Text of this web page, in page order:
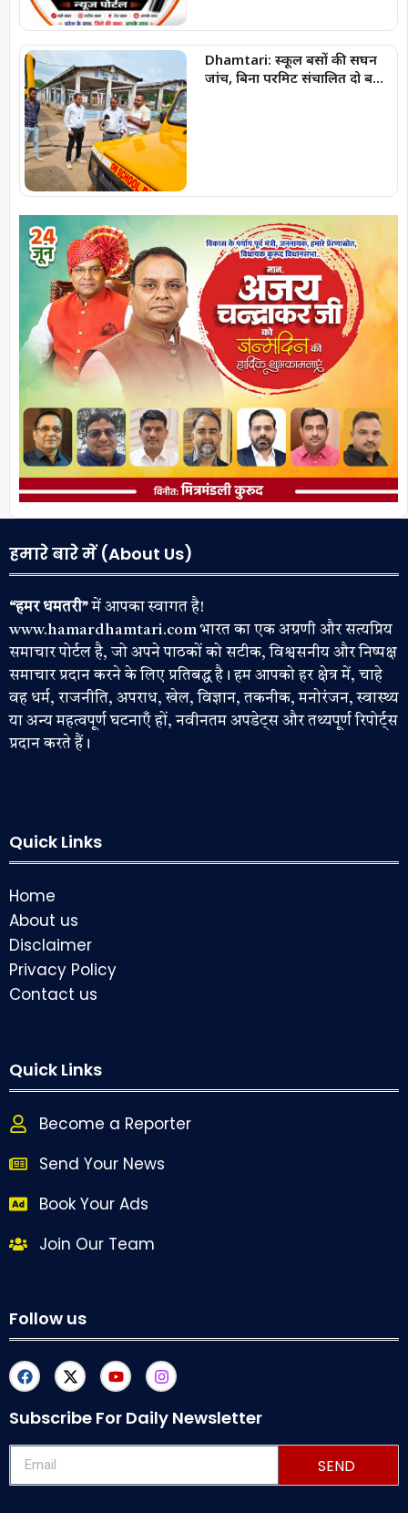
Dhamtari: स्कूल बसों की सघन
जांच, बिना परमिट संचालित दो बसों
हमारे बारे में (About Us)
“हमर धमतरी”में आपका स्वागत है!
www.hamardhamtari.com भारत का एक अग्रणी और सत्यप्रिय
समाचार पोर्टल है, जो अपने पाठकों को सटीक, विश्वसनीय और निष्पक्ष
समाचार प्रदान करने के लिए प्रतिबद्ध है। हम आपको हर क्षेत्र में, चाहे
वह धर्म, राजनीति, अपराध, खेल, विज्ञान, तकनीक, मनोरंजन, स्वास्थ्य
या अन्य महत्वपूर्ण घटनाएँ हों, नवीनतम अपडेट्स और तथ्यपूर्ण रिपोर्ट्स
प्रदान करते हैं।
Quick Links
Home
About us
Disclaimer
Privacy Policy
Contact us
Quick Links
Become a Reporter
Send Your News
Book Your Ads
Join Our Team
Follow us
Subscribe For Daily Newsletter
SEND